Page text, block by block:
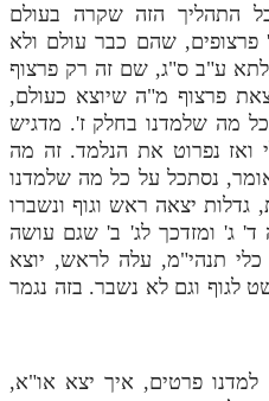
התהליך הזה שקרה בעולם
פרצופים, שהם כבר עולם ולא
ע"ב ס"ג, שם זה רק פרצוף
פרצוף מ"ה שיוצא כעולם,
כל מה שלמדנו בחלק ז'. מדגיש
ואז נפרוט את הנלמד. זה מה
נסתכל על כל מה שלמדנו
גדלות יצאה ראש וגוף ונשברו
ג' ומזדכך לג' ב' שגם עושה
כלי תנהי"מ, עלה לראש, יוצא
וגם לא נשבר. בזה נגמר
פרטים, איך יצא או"א,